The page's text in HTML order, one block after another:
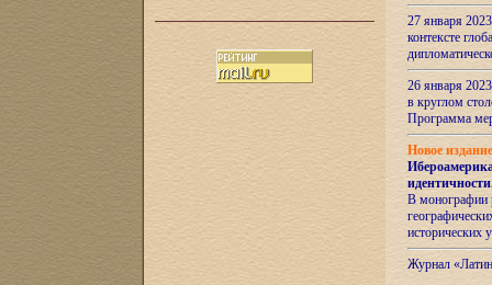
27 января
контексте
26 января
в круглом
Программа
Новое
идентичности
В монографии
исторических
Журнал